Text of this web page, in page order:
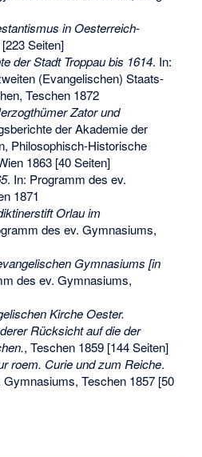
in Oesterreich-
Seiten]
der Stadt Troppau bis 1614. In:
(Evangelischen) Staats-
Teschen 1872
Zator und
der Akademie der
Philosophisch-Historische
1863 [40 Seiten]
. In: Programm des ev.
1871
Orlau im
des ev. Gymnasiums,
Gymnasiums [in
des ev. Gymnasiums,
Kirche Oester.
Rücksicht auf die der
, Teschen 1859 [144 Seiten]
roem. Curie und zum Reiche.
Teschen 1857 [50